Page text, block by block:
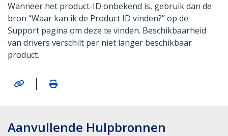
Wanneer het product-ID onbekend is, gebruik dan de
bron “Waar kan ik de Product ID vinden?” op de
Support pagina om deze te vinden. Beschikbaarheid
van drivers verschilt per niet langer beschikbaar
product.
|
Aanvullende Hulpbronnen